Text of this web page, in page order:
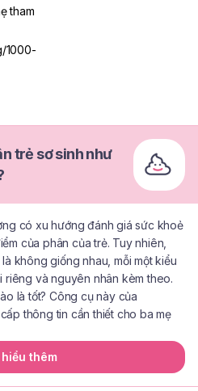
tham
1000-
trẻ sơ sinh như
có xu hướng đánh giá sức khoẻ
của phân của trẻ. Tuy nhiên,
không giống nhau, mỗi một kiểu
riêng và nguyên nhân kèm theo.
là tốt? Công cụ này của
thông tin cần thiết cho ba mẹ
thêm